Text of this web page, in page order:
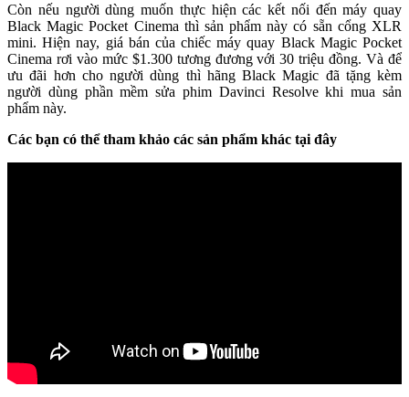
Còn nếu người dùng muốn thực hiện các kết nối đến máy quay
Black Magic Pocket Cinema thì sản phẩm này có sẵn cổng XLR
mini. Hiện nay, giá bán của chiếc máy quay Black Magic Pocket
Cinema rơi vào mức $1.300 tương đương với 30 triệu đồng. Và để
ưu đãi hơn cho người dùng thì hãng Black Magic đã tặng kèm
người dùng phần mềm sửa phim Davinci Resolve khi mua sản
phẩm này.
Các bạn có thể tham khảo các sản phẩm khác tại đây